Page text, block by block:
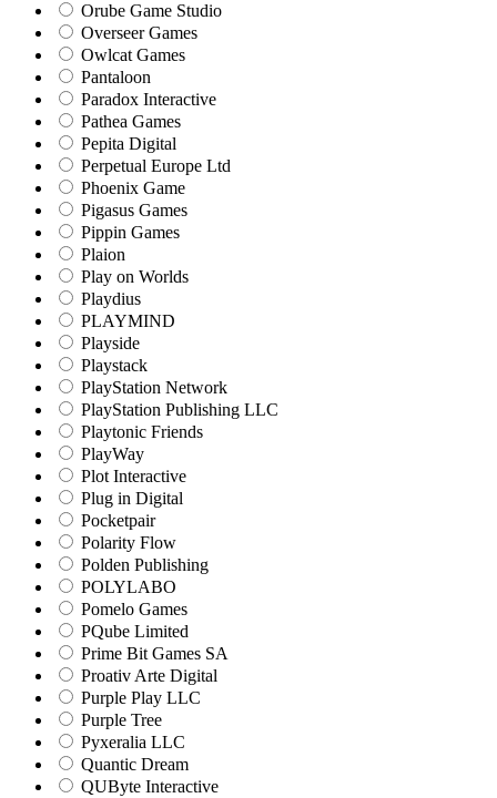
Orube Game Studio
Overseer Games
Owlcat Games
Pantaloon
Paradox Interactive
Pathea Games
Pepita Digital
Perpetual Europe Ltd
Phoenix Game
Pigasus Games
Pippin Games
Plaion
Play on Worlds
Playdius
PLAYMIND
Playside
Playstack
PlayStation Network
PlayStation Publishing LLC
Playtonic Friends
PlayWay
Plot Interactive
Plug in Digital
Pocketpair
Polarity Flow
Polden Publishing
POLYLABO
Pomelo Games
PQube Limited
Prime Bit Games SA
Proativ Arte Digital
Purple Play LLC
Purple Tree
Pyxeralia LLC
Quantic Dream
QUByte Interactive